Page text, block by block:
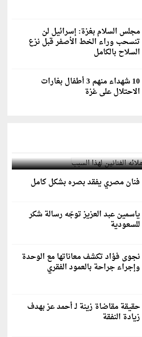
مجلس السلام بغزة: إسرائيل لن
تنسحب وراء الخط الأصفر قبل نزع
السلاح بالكامل
10 شهداء منهم 3 أطفال بغارات
الاحتلال على غزة
الفنانين لهذا السبب
فنان مصري يفقد بصره بشكل كامل
ياسمين عبد العزيز توجّه رسالة شكر
للسعودية
نجوى فؤاد تكشف معاناتها مع الوحدة
وإجراء جراحة بالعمود الفقري
حقيقة مقاضاة زينة لـ أحمد عز بهدف
زيادة النفقة